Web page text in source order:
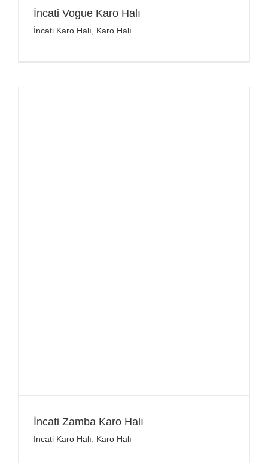
İncati Vogue Karo Halı
İncati Karo Halı Karo Halı
İncati Zamba Karo Halı
İncati Karo Halı Karo Halı